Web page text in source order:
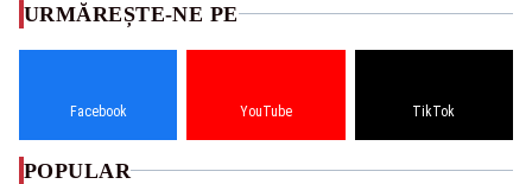
URMĂREȘTE-NE PE
Facebook YouTube TikTok
POPULAR